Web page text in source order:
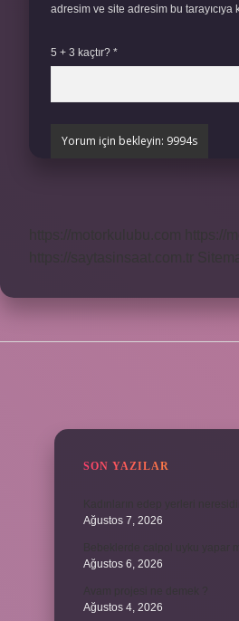
adresim ve site adresim bu tarayıcıya
5 + 3 kaçtır? *
SON YAZILAR
Ağustos 7, 2026
Ağustos 6, 2026
Ağustos 4, 2026